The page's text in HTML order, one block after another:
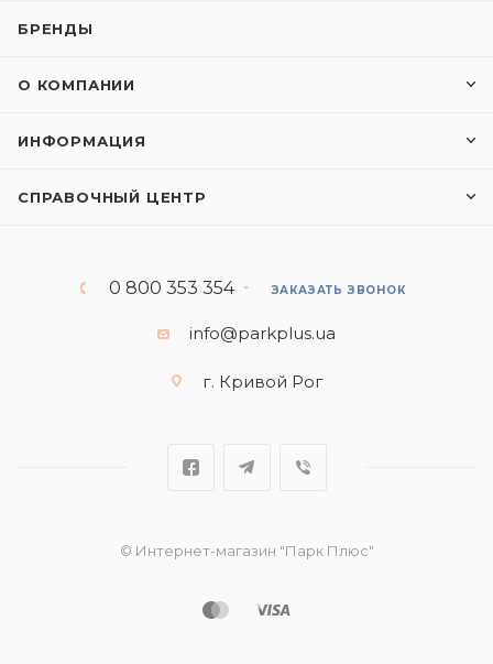
БРЕНДЫ
О КОМПАНИИ
ИНФОРМАЦИЯ
СПРАВОЧНЫЙ ЦЕНТР
0 800 353 354 ЗАКАЗАТЬ ЗВОНОК
info@parkplus.ua
г. Кривой Рог
© Интернет-магазин "Парк Плюс"